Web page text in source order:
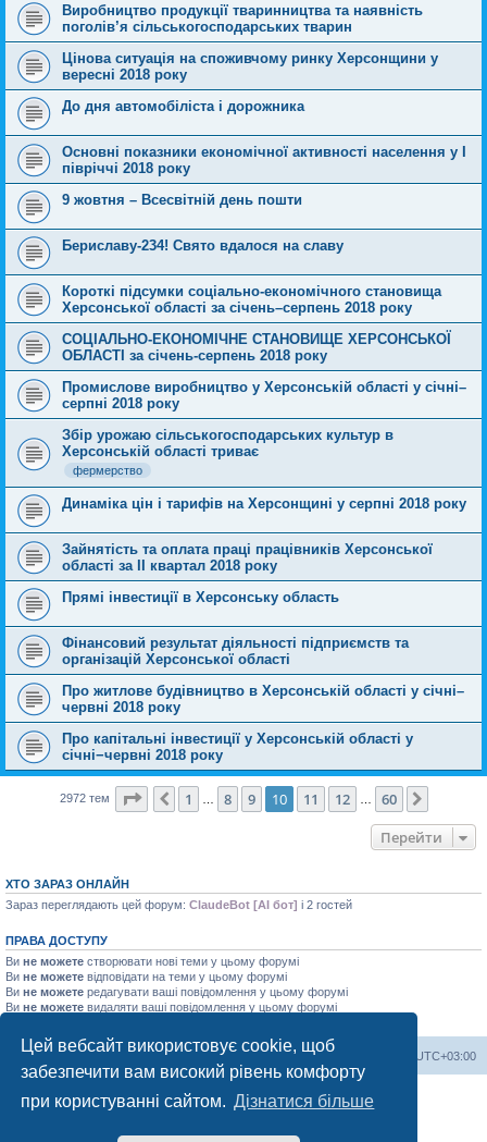
Цей вебсайт використовує cookie, щоб
забезпечити вам високий рівень комфорту
при користуванні сайтом. Дізнатися більше
Виробництво продукції тваринництва та наявність
поголів’я сільськогосподарських тварин
Цінова ситуація на споживчому ринку Херсонщини у
вересні 2018 року
До дня автомобіліста і дорожника
Основні показники економічної активності населення у І
півріччі 2018 року
9 жовтня – Всесвітній день пошти
Бериславу-234! Свято вдалося на славу
Короткі підсумки соціально-економічного становища
Херсонської області за січень–серпень 2018 року
СОЦІАЛЬНО-ЕКОНОМІЧНЕ СТАНОВИЩЕ ХЕРСОНСЬКОЇ
ОБЛАСТІ за січень-серпень 2018 року
Промислове виробництво у Херсонській області у січні–
серпні 2018 року
Збір урожаю сільськогосподарських культур в
Херсонській області триває
фермерство
Динаміка цін і тарифів на Херсонщині у серпні 2018 року
Зайнятість та оплата праці працівників Херсонської
області за ІІ квартал 2018 року
Прямі інвестиції в Херсонську область
Фінансовий результат діяльності підприємств та
організацій Херсонської області
Про житлове будівництво в Херсонській області у січні–
червні 2018 року
Про капітальні інвестиції у Херсонській області у
січні−червні 2018 року
2972 тем Сторінка10 з 60
Поперед.
1 8 9 10 11 12 60
Перейти
ХТО ЗАРАЗ ОНЛАЙН
Зараз переглядають цей форум: ClaudeBot [AI бот] і 2 гостей
ПРАВА ДОСТУПУ
Ви не можете створювати нові теми у цьому форумі
Ви не можете відповідати на теми у цьому форумі
Ви не можете редагувати ваші повідомлення у цьому форумі
Ви не можете видаляти ваші повідомлення у цьому форумі
Херсонський форум UTC+03:00
Команда
Працює на phpBB® Forum Software © phpBB Limited
Конфіденційність